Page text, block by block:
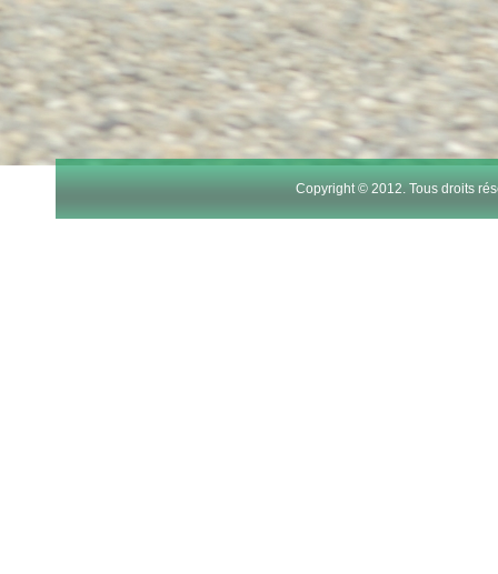
Copyright © 2012. Tous droits